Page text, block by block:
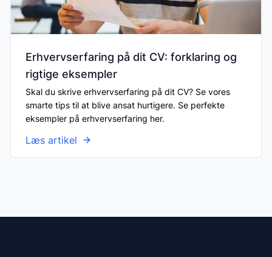
Erhvervserfaring på dit CV: forklaring og
rigtige eksempler
Skal du skrive erhvervserfaring på dit CV? Se vores
smarte tips til at blive ansat hurtigere. Se perfekte
eksempler på erhvervserfaring her.
Læs artikel